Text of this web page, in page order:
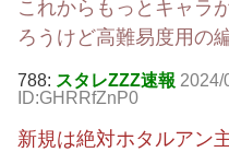
これからもっとキャラ
ろうけど高難易度用の
788: スタレZZZ速報 2024/
ID:GHRRfZnP0
新規は絶対ホタルアン